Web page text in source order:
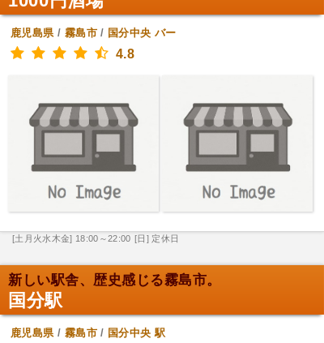
鹿児島県/ 霧島市/ 国分中央 バー
4.8
[土月火水木金] 18:00～22:00 [日] 定休日
新しい駅舎、歴史感じる霧島市。
国分駅
鹿児島県/ 霧島市/ 国分中央 駅